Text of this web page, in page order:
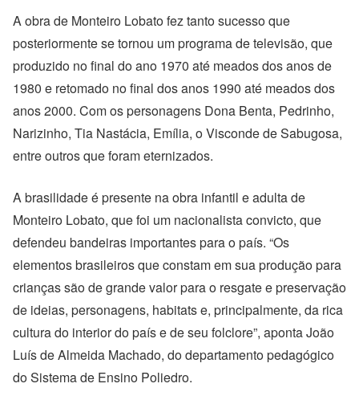
A obra de Monteiro Lobato fez tanto sucesso que
posteriormente se tornou um programa de televisão, que
produzido no final do ano 1970 até meados dos anos de
1980 e retomado no final dos anos 1990 até meados dos
anos 2000. Com os personagens Dona Benta, Pedrinho,
Narizinho, Tia Nastácia, Emília, o Visconde de Sabugosa,
entre outros que foram eternizados.
A brasilidade é presente na obra infantil e adulta de
Monteiro Lobato, que foi um nacionalista convicto, que
defendeu bandeiras importantes para o país. “Os
elementos brasileiros que constam em sua produção para
crianças são de grande valor para o resgate e preservação
de ideias, personagens, habitats e, principalmente, da rica
cultura do interior do país e de seu folclore”, aponta João
Luís de Almeida Machado, do departamento pedagógico
do Sistema de Ensino Poliedro.